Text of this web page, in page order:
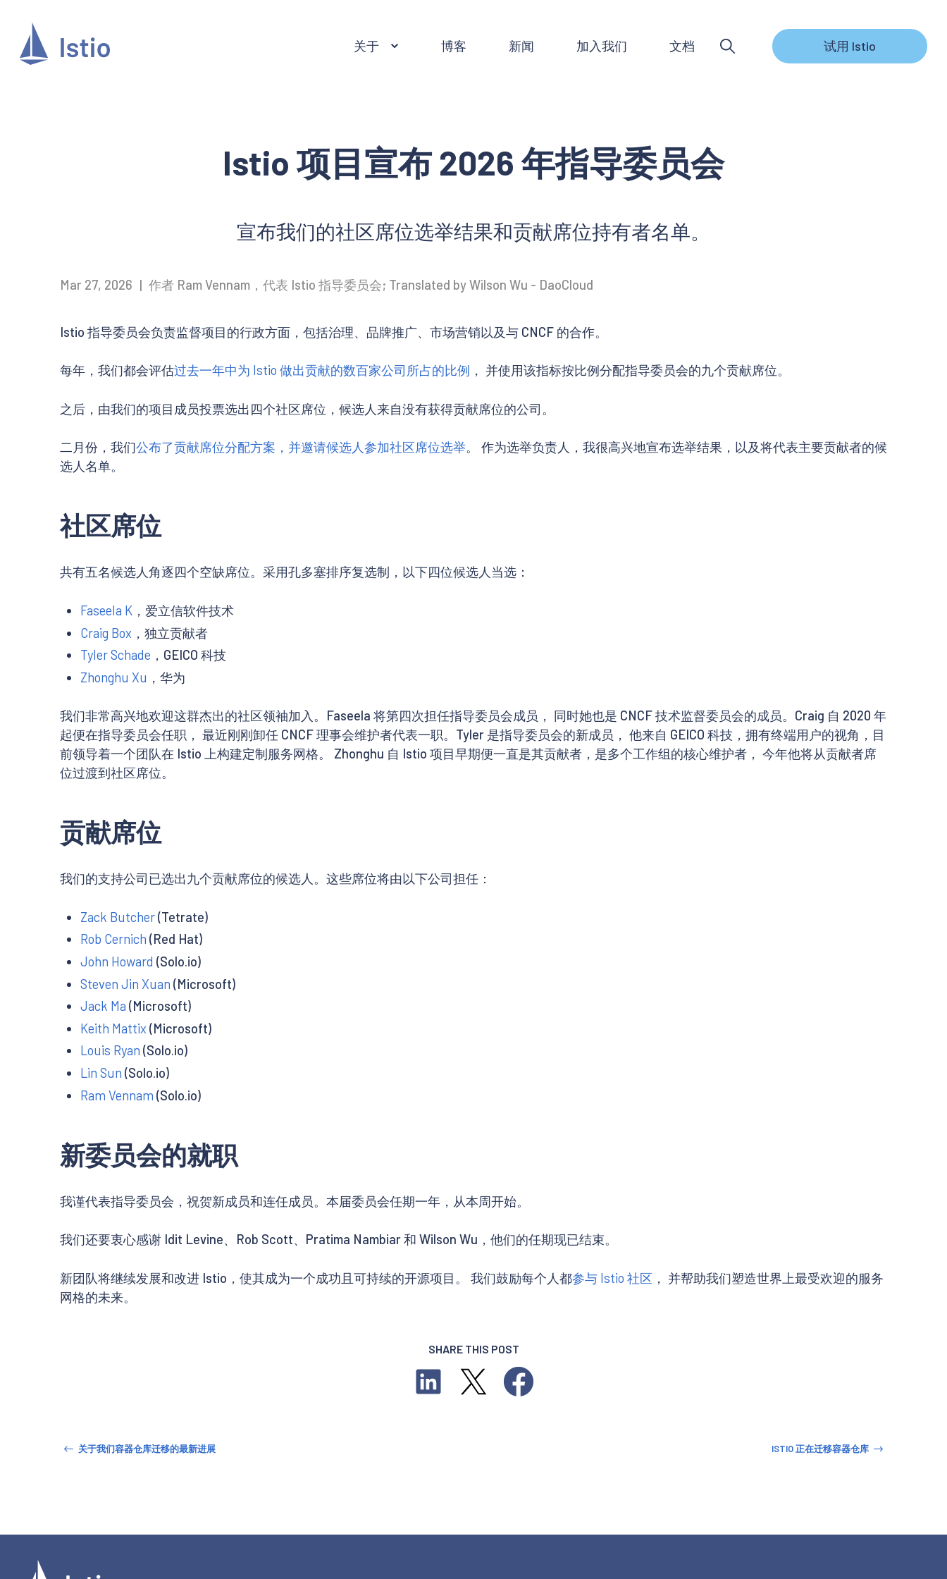
关于 博客 新闻 加入我们 文档 试用 Istio
Istio 项目宣布 2026 年指导委员会
宣布我们的社区席位选举结果和贡献席位持有者名单。
Mar 27, 2026 | 作者 Ram Vennam，代表 Istio 指导委员会; Translated by Wilson Wu - DaoCloud
Istio 指导委员会负责监督项目的行政方面，包括治理、品牌推广、市场营销以及与 CNCF 的合作。
每年，我们都会评估过去一年中为 Istio 做出贡献的数百家公司 所占的比例 ， 并使用该指标按比例分配指导委员会的九个贡献席位。
之后，由我们的项目成员投票选出四个社区席位，候选人来自没有获得贡献席位的公司。
二月份，我们公布了贡献席位分配方案，并邀请候选人参加社区席位选举。 作为选举负责人，我很高兴地宣布选举结果，以及将代表主要贡献者的候
选人名单。
社区席位
共有五名候选人角逐四个空缺席位。采用孔多塞排序复选制，以下四位候选人当选：
Faseela K，爱立信软件技术
Craig Box ，独立贡献者
Tyler Schade ，GEICO 科技
Zhonghu Xu ，华为
我们非常高兴地欢迎这群杰出的社区领袖加入。Faseela 将第四次担任指导委员会成员， 同时她也是 CNCF 技术监督委员会的成员。Craig 自 2020 年
起便在指导委员会任职， 最近刚刚卸任 CNCF 理事会维护者代表一职。Tyler 是指导委员会的新成员， 他来自 GEICO 科技，拥有终端用户的视角，目
前领导着一个团队在 Istio 上构建定制服务网格。 Zhonghu 自 Istio 项目早期便一直是其贡献者，是多个工作组的核心维护者， 今年他将从贡献者席
位过渡到社区席位。
贡献席位
我们的支持公司已选出九个贡献席位的候选人。这些席位将由以下公司担任：
Zack Butcher(Tetrate)
Rob Cernich (Red Hat)
John Howard (Solo.io)
Steven Jin Xuan (Microsoft)
Jack Ma (Microsoft)
Keith Mattix (Microsoft)
Louis Ryan (Solo.io)
Lin Sun (Solo.io)
Ram Vennam (Solo.io)
新委员会的就职
我谨代表指导委员会，祝贺新成员和连任成员。本届委员会任期一年，从本周开始。
我们还要衷心感谢 Idit Levine、Rob Scott、Pratima Nambiar 和 Wilson Wu，他们的任期现已结束。
新团队将继续发展和改进 Istio，使其成为一个成功且可持续的开源项目。 我们鼓励每个人都参与 Istio 社区 ， 并帮助我们塑造世界上最受欢迎的服务
网格的未来。
SHARE THIS POST
关于我们容器仓库迁移的最新进展 ISTIO 正在迁移容器仓库